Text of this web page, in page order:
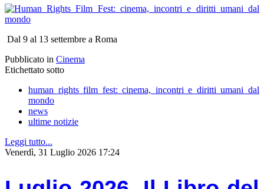
Dal 9 al 13 settembre a Roma
Pubblicato in Cinema
Etichettato sotto
human rights film fest: cinema, incontri e diritti umani dal
mondo
news
ultime notizie
Leggi tutto...
Venerdì, 31 Luglio 2026 17:24